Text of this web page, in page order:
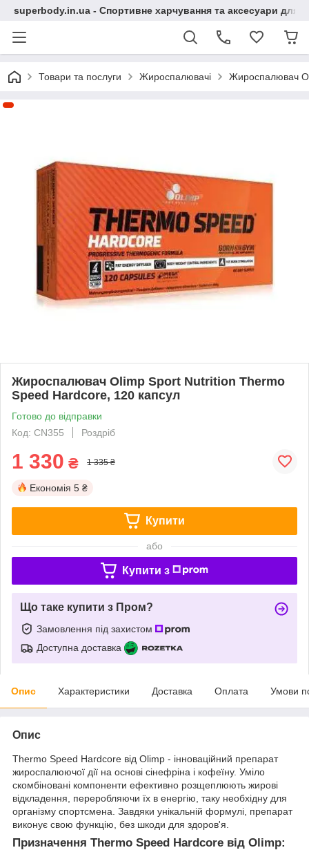
superbody.in.ua - Спортивне харчування та аксесуари для
Товари та послуги Жироспалювачі Жироспалювач
Жироспалювач Olimp Sport Nutrition Thermo
Speed Hardcore, 120 капсул
Готово до відправки
Код: CN355
Роздріб
1 330 ₴ 1 335 ₴
Економія 5 ₴
Купити
або
Купити з
Що таке купити з Пром?
Замовлення під захистом
Доступна доставка
Опис Характеристики Доставка Оплата Умови
Опис
Thermo Speed Hardcore від Olimp - інноваційний препарат
жироспалюючої дії на основі сінефріна і кофеїну. Уміло
скомбіновані компоненти ефективно розщеплюють жирові
відкладення, переробляючи їх в енергію, таку необхідну для
організму спортсмена. Завдяки унікальній формулі, препарат
виконує свою функцію, без шкоди для здоров'я.
Призначення Thermo Speed Hardcore від Olimp: